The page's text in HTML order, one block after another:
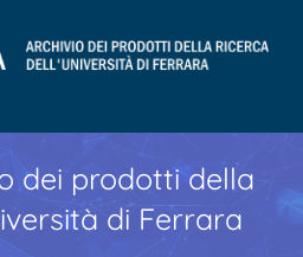
dei prodotti della
di Ferrara